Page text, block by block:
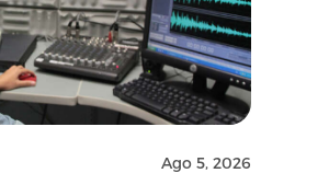
Ago 5, 2026